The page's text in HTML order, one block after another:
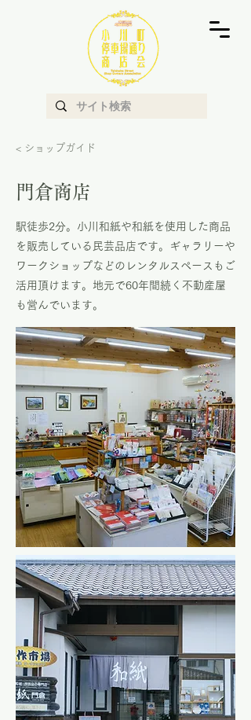
< ショップガイド
門倉商店
駅徒歩2分。小川和紙や和紙を使用した商品
を販売している民芸品店です。ギャラリーや
ワークショップなどのレンタルスペースもご
活用頂けます。地元で60年間続く不動産屋
も営んでいます。